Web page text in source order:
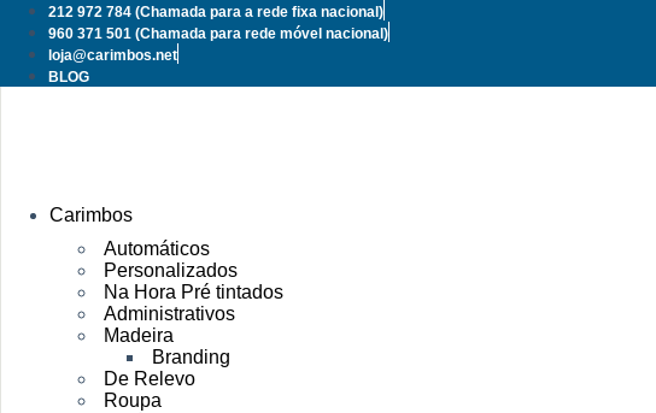
Pular
para
conteúdo
212 972 784 (Chamada para a rede fixa nacional)
960 371 501 (Chamada para rede móvel nacional)
loja@carimbos.net
BLOG
Carimbos
Automáticos
Personalizados
Na Hora Pré tintados
Administrativos
Madeira
Branding
De Relevo
Roupa